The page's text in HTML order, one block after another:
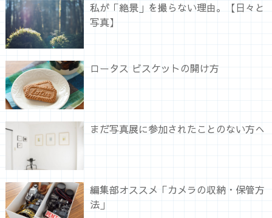
私が「絶景」を撮らない理由。【日々と
写真】
ロータス ビスケットの開け方
まだ写真展に参加されたことのない方へ
編集部オススメ「カメラの収納・保管方
法」